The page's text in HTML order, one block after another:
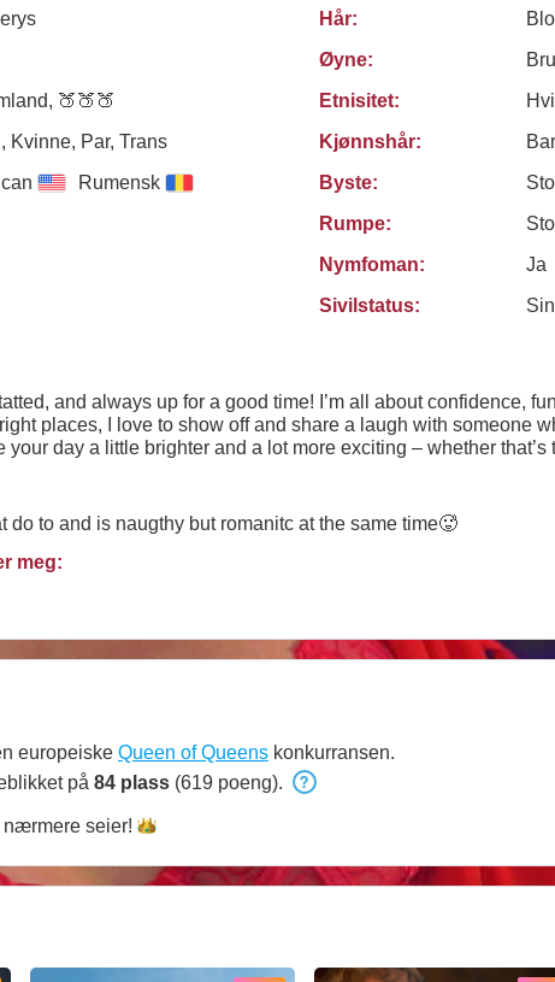
🍑🍑🍑
Kvinne, Par, Trans
Rumensk
Hår:
Øyne:
Etnisitet:
Kjønnshår:
Byste:
Rumpe:
Nymfoman:
Ja
Sivilstatus:
and always up for a good time! I’m all about confidence,
places, I love to show off and share a laugh with someone
your day a little brighter and a lot more exciting – whether
do to and is naugthy but romanitc at the same time🥵
meg:
europeiske Queen of Queens konkurransen.
på 84 plass (619 poeng).
nærmere seier!